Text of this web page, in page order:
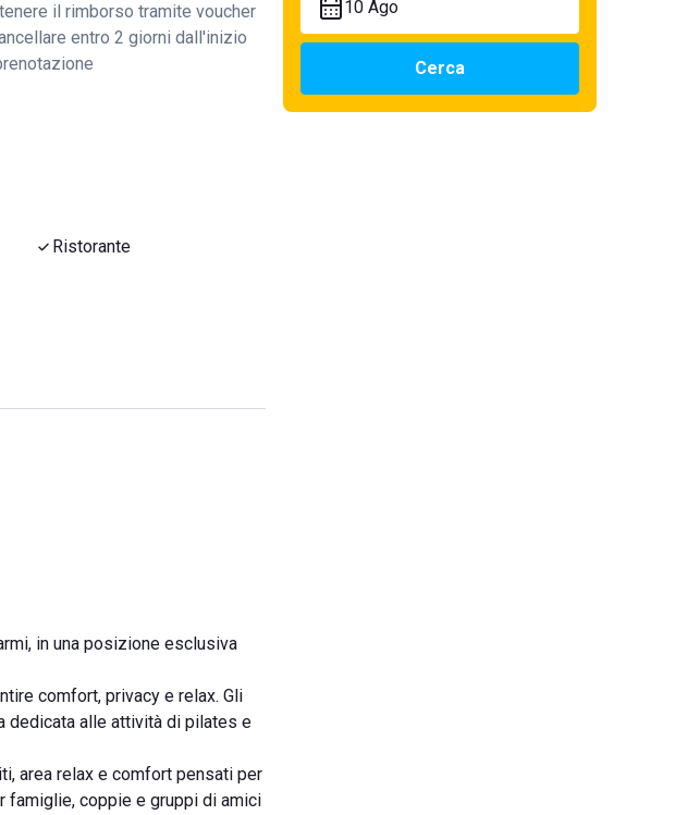
il rimborso tramite voucher
entro 2 giorni dall'inizio
Ristorante
in una posizione esclusiva
comfort, privacy e relax. Gli
dedicata alle attività di pilates e
area relax e comfort pensati per
famiglie, coppie e gruppi di amici
10 Ago
Cerca